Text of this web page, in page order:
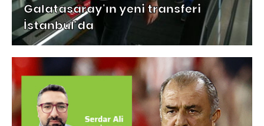
Galatasaray'ın yeni transferi
İstanbul'da